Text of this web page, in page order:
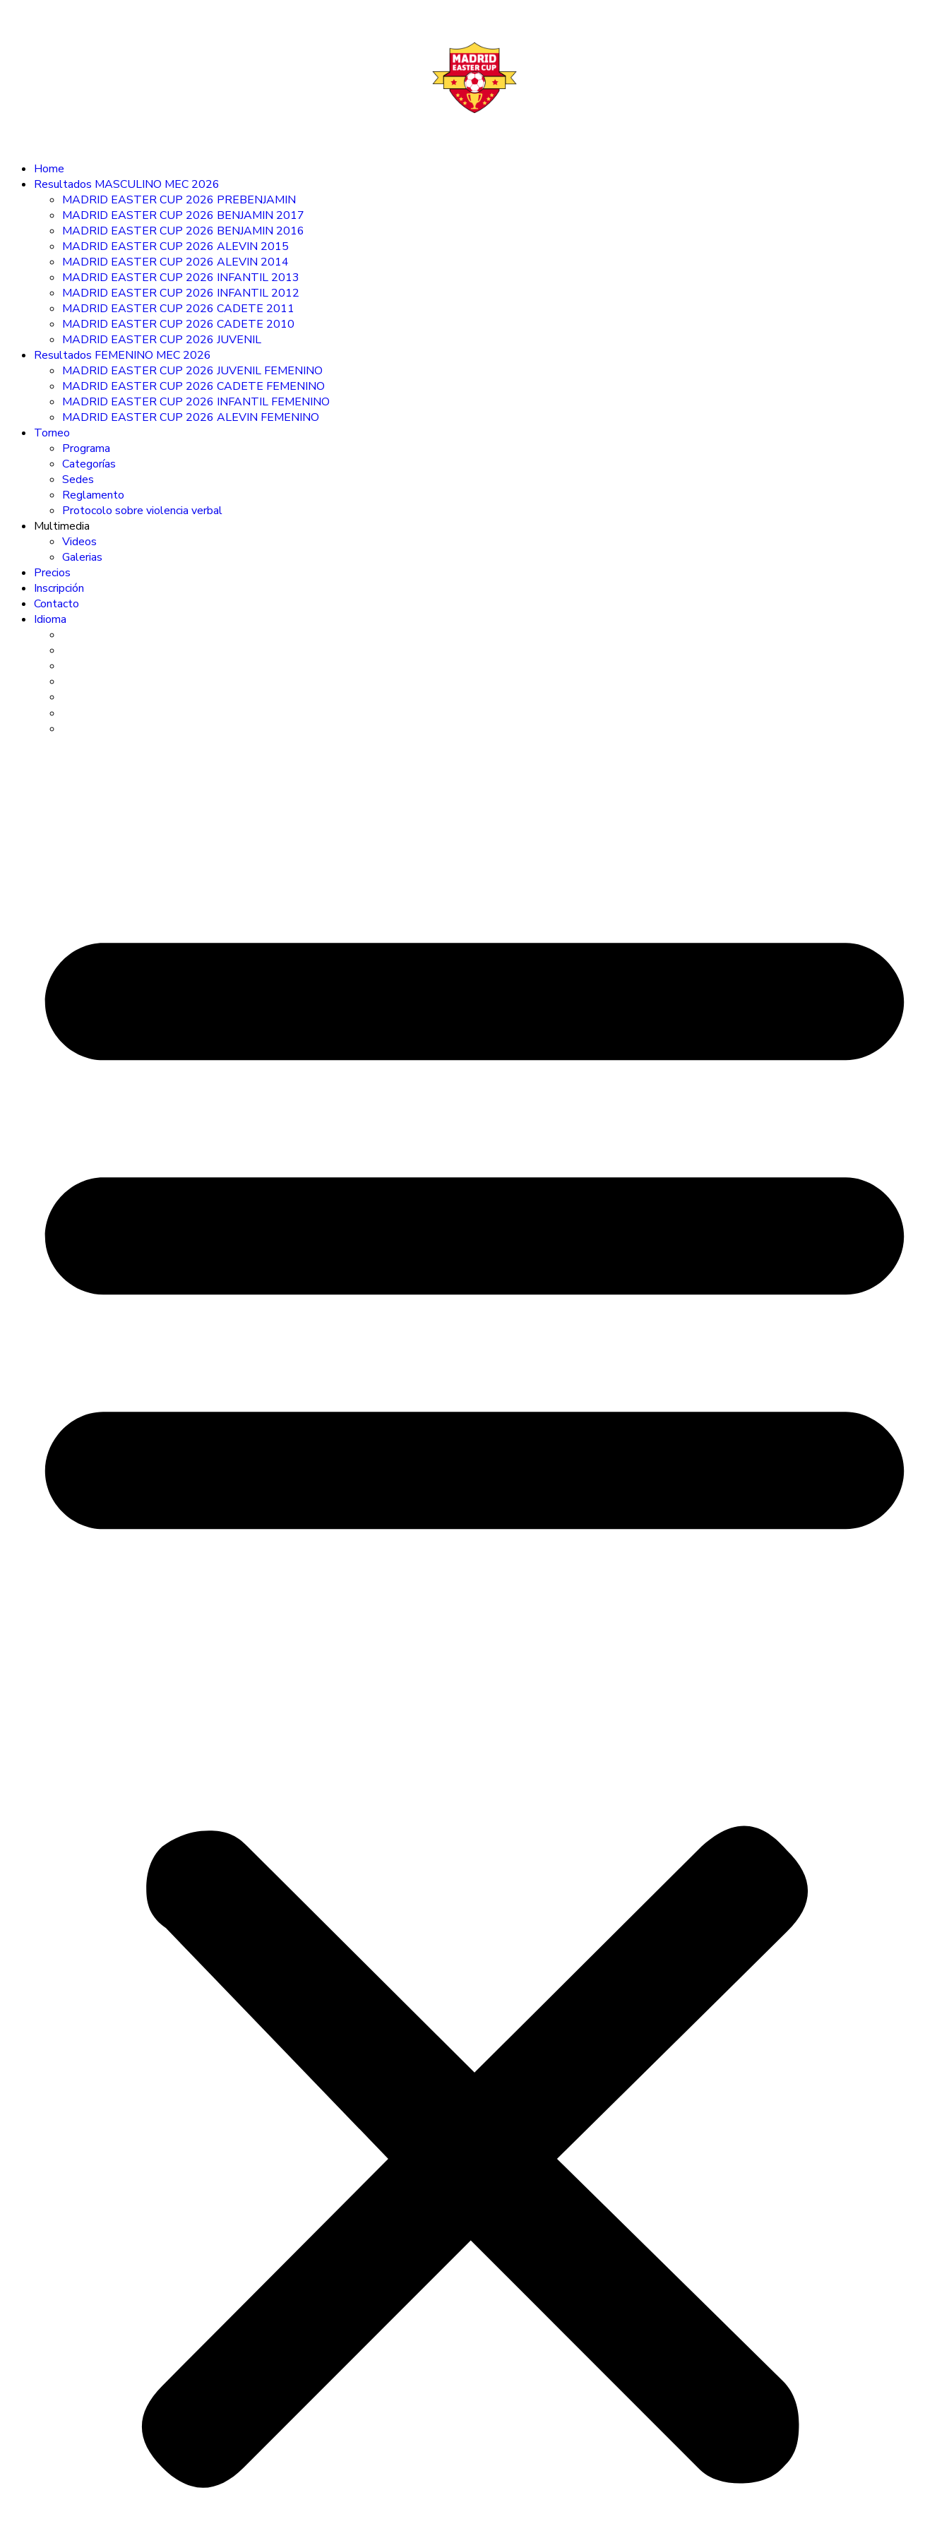
Home
Resultados MASCULINO MEC 2026
MADRID EASTER CUP 2026 PREBENJAMIN
MADRID EASTER CUP 2026 BENJAMIN 2017
MADRID EASTER CUP 2026 BENJAMIN 2016
MADRID EASTER CUP 2026 ALEVIN 2015
MADRID EASTER CUP 2026 ALEVIN 2014
MADRID EASTER CUP 2026 INFANTIL 2013
MADRID EASTER CUP 2026 INFANTIL 2012
MADRID EASTER CUP 2026 CADETE 2011
MADRID EASTER CUP 2026 CADETE 2010
MADRID EASTER CUP 2026 JUVENIL
Resultados FEMENINO MEC 2026
MADRID EASTER CUP 2026 JUVENIL FEMENINO
MADRID EASTER CUP 2026 CADETE FEMENINO
MADRID EASTER CUP 2026 INFANTIL FEMENINO
MADRID EASTER CUP 2026 ALEVIN FEMENINO
Torneo
Programa
Categorías
Sedes
Reglamento
Protocolo sobre violencia verbal
Multimedia
Videos
Galerias
Precios
Inscripción
Contacto
Idioma